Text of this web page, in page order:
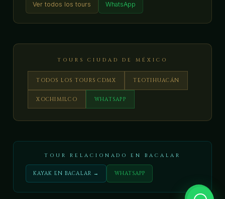
Ver todos los tours WhatsApp
TOURS CIUDAD DE MÉXICO
TODOS LOS TOURS CDMX TEOTIHUACÁN
XOCHIMILCO WHATSAPP
TOUR RELACIONADO EN BACALAR
KAYAK EN BACALAR → WHATSAPP